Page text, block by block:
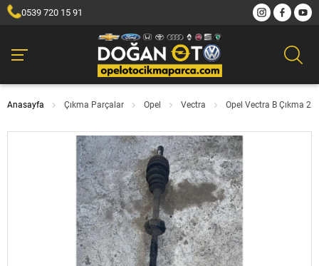
0539 720 15 91
Anasayfa Çıkma Parçalar Opel Vectra Opel Vectra B Çıkma